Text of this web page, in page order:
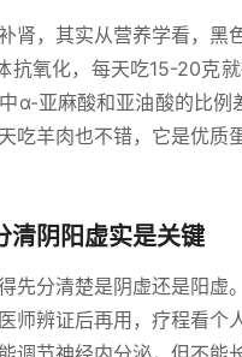
肾，其实从营养学看，
抗氧化，每天吃15-20克
α-亚麻酸和亚油酸的比
吃羊肉也不错，它是优
清阴阳虚实是关键
先分清楚是阴虚还是阳
师辨证后再用，疗程看